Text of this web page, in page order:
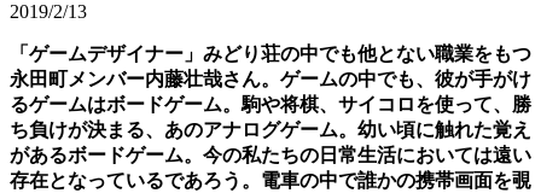
2019/2/13
「ゲームデザイナー」みどり荘の中でも他とない職業をもつ
永田町メンバー内藤壮哉さん。ゲームの中でも、彼が手がけ
るゲームはボードゲーム。駒や将棋、サイコロを使って、勝
ち負けが決まる、あのアナログゲーム。幼い頃に触れた覚え
があるボードゲーム。今の私たちの日常生活においては遠い
存在となっているであろう。電車の中で誰かの携帯画面を覗